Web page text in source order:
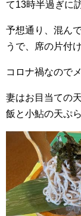
て13時半過ぎに
予想通り、混ん
うで、席の片付
コロナ禍なので
妻はお目当ての
飯と小鮎の天ぷ